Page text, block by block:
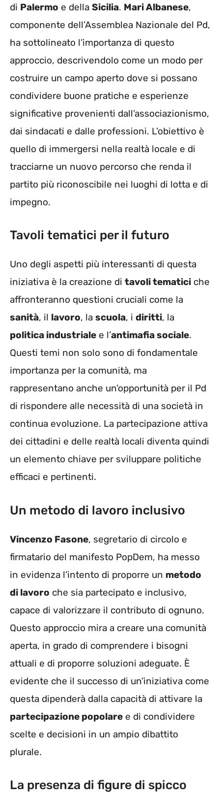
di Palermo e della Sicilia. Mari Albanese,
componente dell’Assemblea Nazionale del Pd,
ha sottolineato l’importanza di questo
approccio, descrivendolo come un modo per
costruire un campo aperto dove si possano
condividere buone pratiche e esperienze
significative provenienti dall’associazionismo,
dai sindacati e dalle professioni. L’obiettivo è
quello di immergersi nella realtà locale e di
tracciarne un nuovo percorso che renda il
partito più riconoscibile nei luoghi di lotta e di
impegno.
Tavoli tematici per il futuro
Uno degli aspetti più interessanti di questa
iniziativa è la creazione di tavoli tematici che
affronteranno questioni cruciali come la
sanità, il lavoro, la scuola, i diritti, la
politica industriale e l’antimafia sociale.
Questi temi non solo sono di fondamentale
importanza per la comunità, ma
rappresentano anche un’opportunità per il Pd
di rispondere alle necessità di una società in
continua evoluzione. La partecipazione attiva
dei cittadini e delle realtà locali diventa quindi
un elemento chiave per sviluppare politiche
efficaci e pertinenti.
Un metodo di lavoro inclusivo
Vincenzo Fasone, segretario di circolo e
firmatario del manifesto PopDem, ha messo
in evidenza l’intento di proporre un metodo
di lavoro che sia partecipato e inclusivo,
capace di valorizzare il contributo di ognuno.
Questo approccio mira a creare una comunità
aperta, in grado di comprendere i bisogni
attuali e di proporre soluzioni adeguate. È
evidente che il successo di un’iniziativa come
questa dipenderà dalla capacità di attivare la
partecipazione popolare e di condividere
scelte e decisioni in un ampio dibattito
plurale.
La presenza di figure di spicco